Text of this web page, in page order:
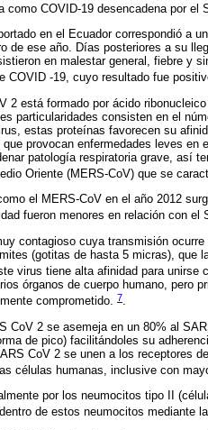
como COVID-19 desencadena por el
en el Ecuador correspondió a
de ese año. Días posteriores a su
en malestar general, fiebre y
COVID -19, cuyo resultado fue
2 está formado por ácido
particularidades consisten en el
estas proteínas favorecen su
provocan enfermedades leves en
patología respiratoria grave, así
Oriente (MERS-CoV) que se
el MERS-CoV en el año 2012
fueron menores en relación con
contagioso cuya transmisión
(gotitas de hasta 5 micras), que
virus tiene alta afinidad para
órganos de cuerpo humano, pero
comprometido. 7.
CoV 2 se asemeja en un 80% al
de pico) facilitándoles su
CoV 2 se unen a los receptores
células humanas, inclusive con
por los neumocitos tipo II
de estos neumocitos mediante